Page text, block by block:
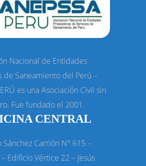
Nacional de Entidades
de Saneamiento del Perú –
es una Asociación Civil sin
Fue fundado el 2001.
CENTRAL
Sánchez Carrión N° 615 –
Edificio Vértice 22 – Jesús